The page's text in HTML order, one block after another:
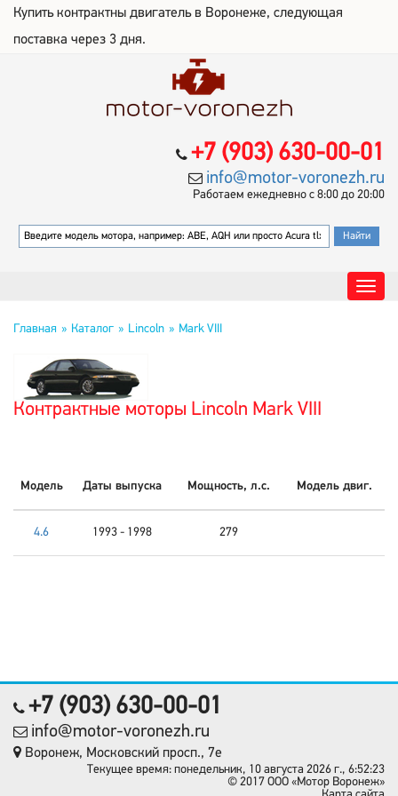
Купить контрактны двигатель в Воронеже, следующая
поставка через 3 дня.
+7 (903) 630-00-01
info@motor-voronezh.ru
Работаем ежедневно с 8:00 до 20:00
Главная Каталог Lincoln Mark VIII
Контрактные моторы Lincoln Mark VIII
Модель Даты выпуска Мощность, л.с. Модель двиг.
4.6 1993 - 1998 279
+7 (903) 630-00-01
info@motor-voronezh.ru
Воронеж, Московский просп., 7е
Текущее время: понедельник, 10 августа 2026 г., 6:52:23
© 2017 OOO «Мотор Воронеж»